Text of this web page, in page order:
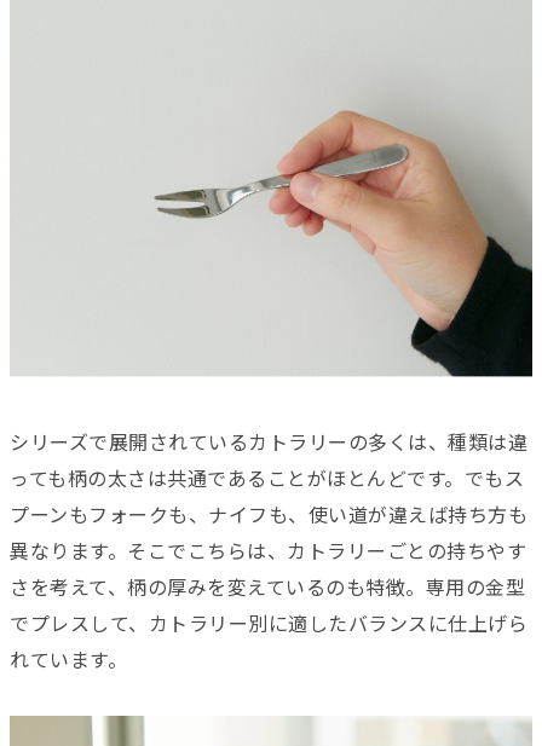
シリーズで展開されているカトラリーの多くは、種類は違
っても柄の太さは共通であることがほとんどです。でもス
プーンもフォークも、ナイフも、使い道が違えば持ち方も
異なります。そこでこちらは、カトラリーごとの持ちやす
さを考えて、柄の厚みを変えているのも特徴。専用の金型
でプレスして、カトラリー別に適したバランスに仕上げら
れています。